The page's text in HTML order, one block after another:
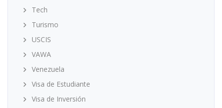
Tech
Turismo
USCIS
VAWA
Venezuela
Visa de Estudiante
Visa de Inversión